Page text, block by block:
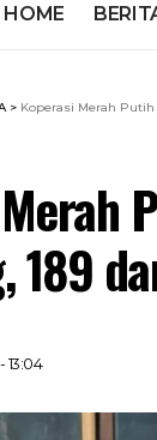
HOME
> Koperasi Merah
189
13:04